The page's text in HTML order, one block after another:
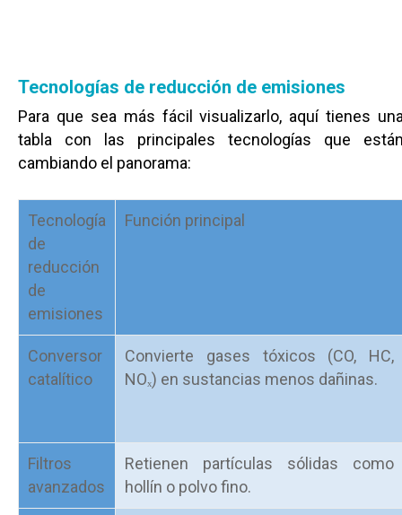
Tecnologías de reducción de emisiones
Para que sea más fácil visualizarlo, aquí tienes
tabla con las principales tecnologías que
cambiando el panorama:
Tecnología
de
reducción
de
emisiones
Función principal
Conversor
catalítico
Convierte gases tóxicos (CO, HC,
NOₓ) en sustancias menos dañinas.
Filtros
avanzados
Retienen partículas sólidas como
hollín o polvo fino.